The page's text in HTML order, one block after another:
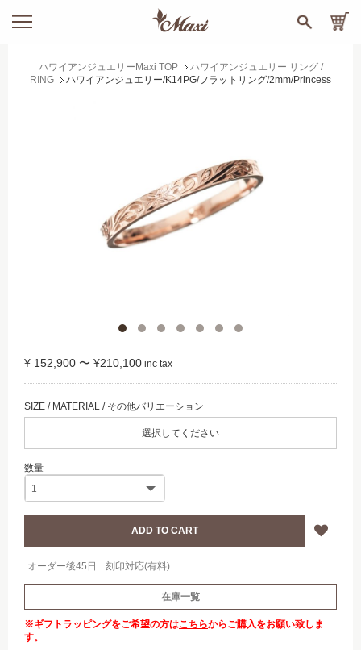
ハワイアンジュエリーMaxi TOP
ハワイアンジュエリー リング /
RING
ハワイアンジュエリー/K14PG/フラットリング/2mm/Princess
¥ 152,900 〜 ¥210,100
選択してください
オーダー後45日 刻印対応(有料)
在庫一覧
※ギフトラッピングをご希望の方はこちらからご購入をお願い致しま
す。